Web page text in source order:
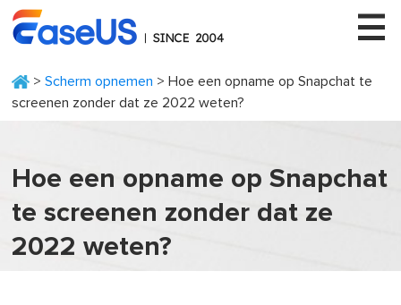
>Scherm opnemen > Hoe een opname op Snapchat te
screenen zonder dat ze 2022 weten?
Hoe een opname op Snapchat
te screenen zonder dat ze
2022 weten?